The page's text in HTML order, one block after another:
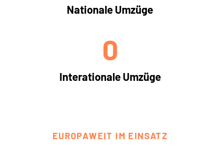
Nationale Umzüge
Interationale Umzüge
0
EUROPAWEIT IM EINSATZ